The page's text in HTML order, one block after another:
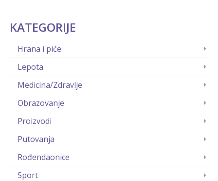
KATEGORIJE
Hrana i piće
Lepota
Medicina/Zdravlje
Obrazovanje
Proizvodi
Putovanja
Rođendaonice
Sport